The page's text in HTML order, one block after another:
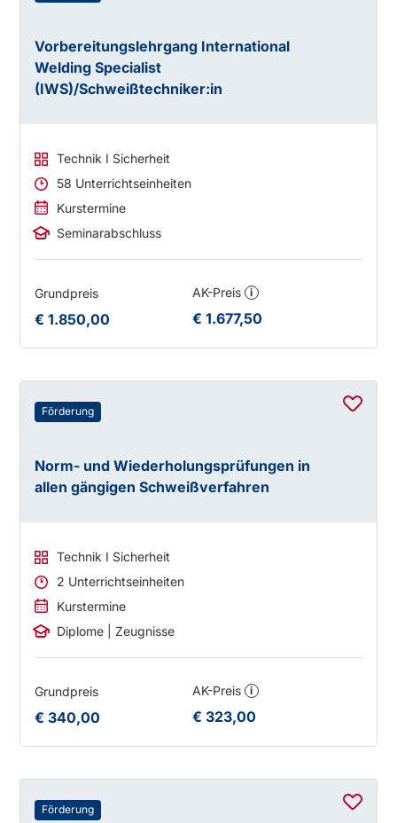
Vorbereitungslehrgang International
Welding Specialist
(IWS)/Schweißtechniker:in
Technik I Sicherheit
58 Unterrichtseinheiten
Kurstermine
Seminarabschluss
Grundpreis
€ 1.850,00
AK-Preis i
€ 1.677,50
Förderung
Norm- und Wiederholungsprüfungen in
allen gängigen Schweißverfahren
Technik I Sicherheit
2 Unterrichtseinheiten
Kurstermine
Diplome | Zeugnisse
Grundpreis
€ 340,00
AK-Preis i
€ 323,00
Förderung